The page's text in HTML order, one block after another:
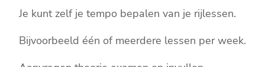
Je kunt zelf je tempo bepalen van je rijlessen.
Bijvoorbeeld één of meerdere lessen per week.